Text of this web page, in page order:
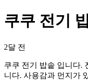
쿠쿠 전기
2달 전
쿠쿠 전기 밥솥 입니다.
니다. 사용감과 먼지가